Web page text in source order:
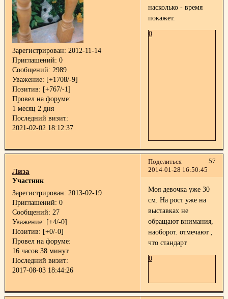
Зарегистрирован: 2012-11-14
Приглашений: 0
Сообщений: 2989
Уважение: [+1708/-9]
Позитив: [+767/-1]
Провел на форуме:
1 месяц 2 дня
Последний визит:
2021-02-02 18:12:37
насколько - время
покажет.
0
Поделиться
57
2014-01-28 16:50:45
Лиза
Участник
Зарегистрирован: 2013-02-19
Приглашений: 0
Сообщений: 27
Уважение: [+4/-0]
Позитив: [+0/-0]
Провел на форуме:
16 часов 38 минут
Последний визит:
2017-08-03 18:44:26
Моя девочка уже 30
см. На рост уже на
выставках не
обращают внимания,
наоборот. отмечают ,
что стандарт
0